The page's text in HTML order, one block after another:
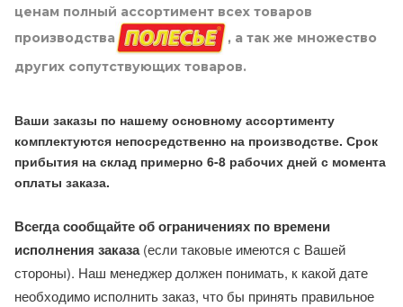
ценам полный ассортимент всех товаров
производства
, а так же множество
других сопутствующих товаров.
Ваши заказы по нашему основному ассортименту
комплектуются непосредственно на производстве. Срок
прибытия на склад примерно 6-8 рабочих дней с момента
оплаты заказа.
Всегда сообщайте об ограничениях по времени
исполнения заказа(если таковые имеются с Вашей
стороны). Наш менеджер должен понимать, к какой дате
необходимо исполнить заказ, что бы принять правильное